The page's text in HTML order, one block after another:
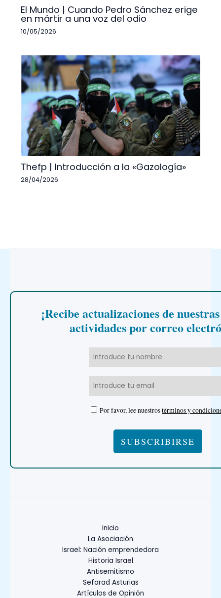
El Mundo | Cuando Pedro Sánchez erige
en mártir a una voz del odio
10/05/2026
Thefp | Introducción a la «Gazología»
28/04/2026
¡Recibe actualizaciones de
actividades por correo
Por favor, lee nuestrostérminos y
Inicio
La Asociación
Israel: Nación emprendedora
Historia Israel
Antisemitismo
Sefarad Asturias
Artículos de Opinión